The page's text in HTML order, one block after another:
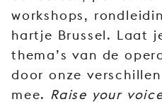
workshops,
hartje Brussel. Laat
thema’s van de
door onze
mee. Raise your